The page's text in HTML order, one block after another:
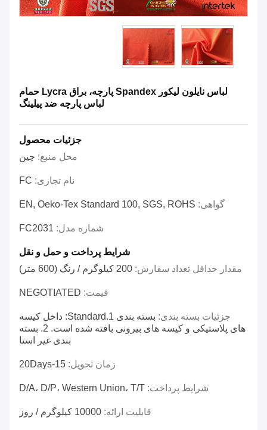
لباس نایلون لیکور Spandex پارچه، براق Lycra حمام
لباس پارچه ضد پیلینگ
جزئیات محصول
محل منبع: چين
نام تجاری: FC
گواهی: EN, Oeko-Tex Standard 100, SGS, ROHS
شماره مدل: FC2031
شرایط پرداخت و حمل و نقل
مقدار حداقل تعداد سفارش: 200 کیلوگرم / رنگ (600 متر)
قیمت: NEGOTIATED
جزئیات بسته بندی:
بسته بندی 1.Standard: داخل کیسه
های پلاستیکی و کیسه های بیرونی بافته شده است. 2. بسته
بندی غیر استا
زمان تحویل: 15-20Days
شرایط پرداخت: D/A، D/P، Western Union، T/T
قابلیت ارائه: 10000 کیلوگرم / روز